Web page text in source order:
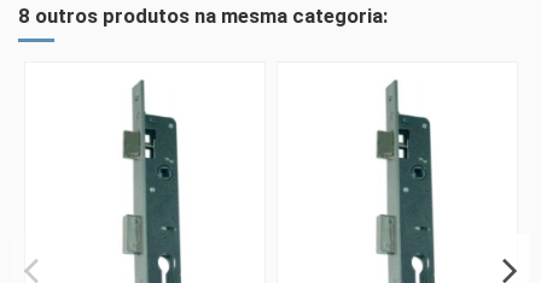
8 outros produtos na mesma categoria: